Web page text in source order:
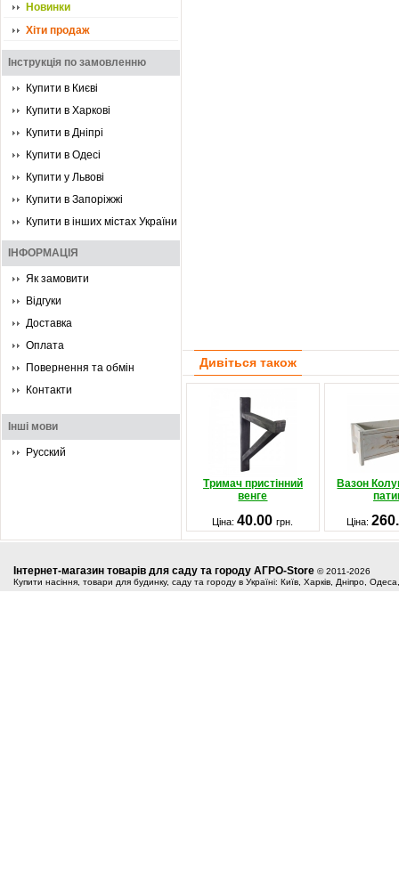
Новинки
Хіти продаж
Інструкція по замовленню
Купити в Києві
Купити в Харкові
Купити в Дніпрі
Купити в Одесі
Купити у Львові
Купити в Запоріжжі
Купити в інших містах України
ІНФОРМАЦІЯ
Як замовити
Відгуки
Доставка
Оплата
Повернення та обмін
Контакти
Інші мови
Русский
Дивіться також
Тримач пристінний
венге
Вазон
Ціна:40.00грн. Ціна:
Інтернет-магазин товарів для саду та городу АГРО-Store © 2011-2026
Купити насіння, товари для будинку, саду та городу в Україні: Київ, Харків, Дніпро,